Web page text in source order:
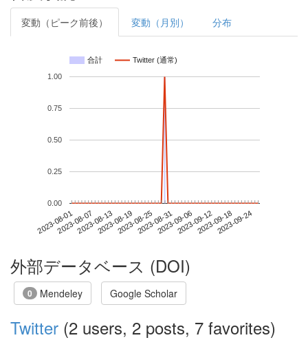
変動（ピーク前後） 変動（月別） 分布
合計 Twitter (通常)
2023-08-012023-08-072023-08-132023-08-192023-08-252023-08-312023-09-062023-09-122023-09-182023-09-24
0.00
0.25
0.50
0.75
1.00
外部データベース (DOI)
0 Mendeley Google Scholar
Twitter (2 users, 2 posts, 7 favorites)